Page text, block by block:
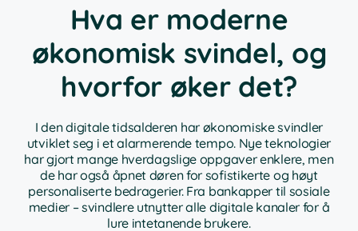
Hva er moderne
økonomisk svindel, og
hvorfor øker det?
I den digitale tidsalderen har økonomiske svindler
utviklet seg i et alarmerende tempo. Nye teknologier
har gjort mange hverdagslige oppgaver enklere, men
de har også åpnet døren for sofistikerte og høyt
personaliserte bedragerier. Fra bankapper til sosiale
medier – svindlere utnytter alle digitale kanaler for å
lure intetanende brukere.